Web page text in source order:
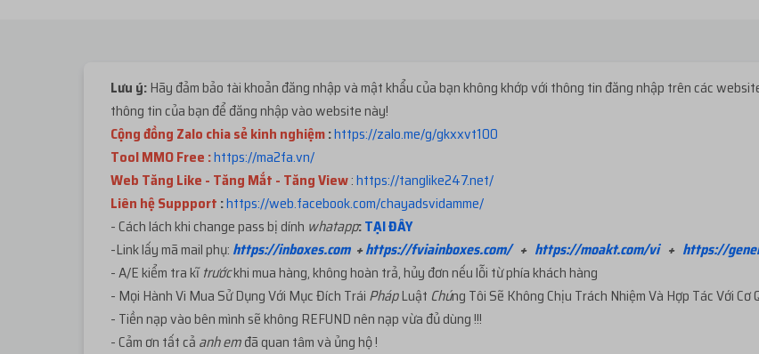
Lưu ý:Hãy đảm bảo tài khoản đăng nhập và mật khẩu của bạn không khớp với thông tin đăng nhập trên các
thông tin của bạn để đăng nhập vào website này!
Cộng đồng Zalo chia sẻ kinh nghiệm:https://zalo.me/g/gkxxvt100
Tool MMO Free :https://ma2fa.vn/
Web Tăng Like - Tăng Mắt - Tăng View:https://tanglike247.net/
Liên hệ Suppport :https://web.facebook.com/chayadsvidamme/
- Cách lách khi change pass bị dính whatapp:TẠI ĐÂY
-Link lấy mã mail phụ: https://inboxes.com+https://fviainboxes.com/+ https://moakt.com/vi+ https://
- A/E kiểm tra kĩtrướckhi mua hàng, không hoàn trả, hủy đơn nếu lỗi từ phía khách hàng
- Mọi Hành Vi Mua Sử Dụng Với Mục Đích Trái PhápLuật Chúng Tôi Sẽ Không Chịu Trách Nhiệm Và Hợp Tác Với Cơ
- Tiền nạp vào bên mình sẽ không REFUND nên nạp vừa đủ dùng !!!
- Cảm ơn tất cả anh emđã quan tâm và ủng hộ !